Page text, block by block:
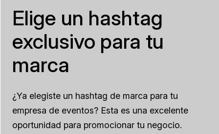
Elige un hashtag
exclusivo para tu
marca
¿Ya elegiste un hashtag de marca para tu
empresa de eventos? Esta es una excelente
oportunidad para promocionar tu negocio.